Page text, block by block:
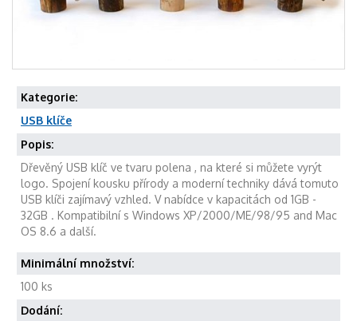
Kategorie:
USB klíče
Popis:
Dřevěný USB klíč ve tvaru polena , na které si můžete vyrýt
logo. Spojení kousku přírody a moderní techniky dává tomuto
USB klíči zajímavý vzhled. V nabídce v kapacitách od 1GB -
32GB . Kompatibilní s Windows XP/2000/ME/98/95 and Mac
OS 8.6 a další.
Minimální množství:
100 ks
Dodání: